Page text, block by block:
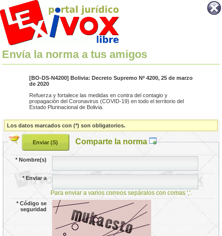
Envía la norma a tus amigos
[BO-DS-N4200] Bolivia: Decreto Supremo Nº 4200, 25 de marzo
de 2020
Refuerza y fortalece las medidas en contra del contagio y
propagación del Coronavirus (COVID-19) en todo el territorio del
Estado Plurinacional de Bolivia.
Los datos marcados con (*) son obligatorios.
Comparte la norma
*Nombre(s)
*Enviar a
Para enviar a varios correos sepáralos con comas ','.
*Código se
seguridad